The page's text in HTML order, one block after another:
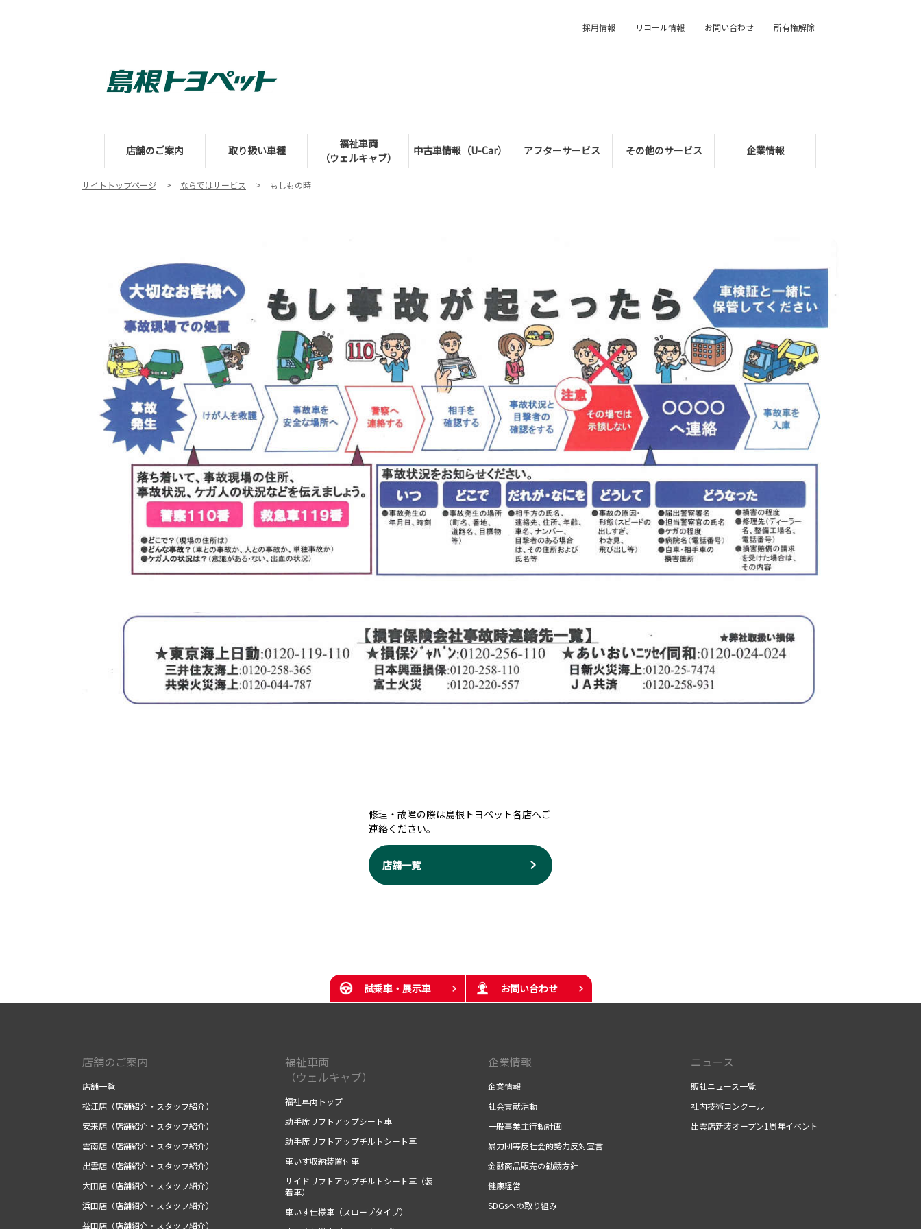
店舗のご案内 取り扱い車種
福祉車両
（ウェルキャブ）
中古車情報（U-Car） アフターサービス その他のサービス 企業情報
採用情報 リコール情報 お問い合わせ 所有権解除
サイトトップページ ならではサービス もしもの時
修理・故障の際は島根トヨペット各店へご
連絡ください。
店舗一覧
試乗車・展示車 お問い合わせ
店舗のご案内
店舗一覧
松江店（店舗紹介・スタッフ紹介）
安来店（店舗紹介・スタッフ紹介）
雲南店（店舗紹介・スタッフ紹介）
出雲店（店舗紹介・スタッフ紹介）
大田店（店舗紹介・スタッフ紹介）
浜田店（店舗紹介・スタッフ紹介）
益田店（店舗紹介・スタッフ紹介）
福祉車両
（ウェルキャブ）
福祉車両トップ
助手席リフトアップシート車
助手席リフトアップチルトシート車
車いす収納装置付車
サイドリフトアップチルトシート車（装
着車）
車いす仕様車（スロープタイプ）
企業情報
企業情報
社会貢献活動
一般事業主行動計画
暴力団等反社会的勢力反対宣言
金融商品販売の勧誘方針
健康経営
SDGsへの取り組み
ニュース
販社ニュース一覧
社内技術コンクール
出雲店新装オープン1周年イベント